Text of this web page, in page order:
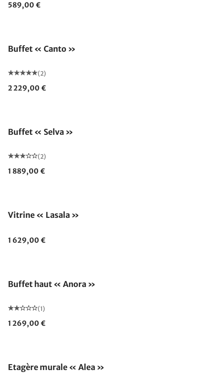
589,00 €
Buffet « Canto »
(2)
2 229,00 €
Buffet « Selva »
(2)
1 889,00 €
Vitrine « Lasala »
1 629,00 €
Buffet haut « Anora »
(1)
1 269,00 €
Etagère murale « Alea »